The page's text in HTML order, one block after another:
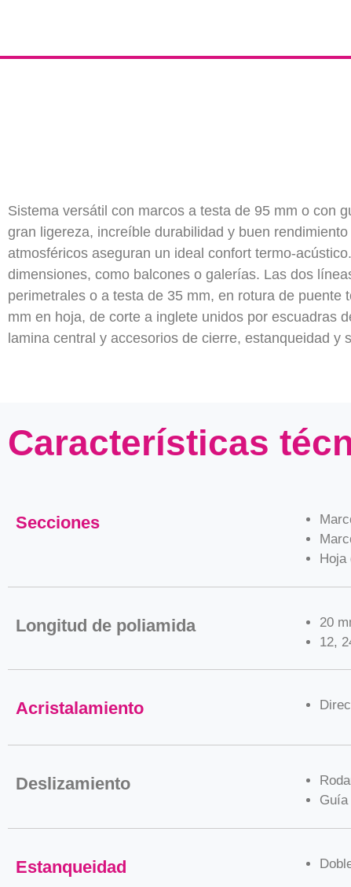
Sistema versátil con marcos a testa de 95 mm o con
gran ligereza, increíble durabilidad y buen
atmosféricos aseguran un ideal confort termo-
dimensiones, como balcones o galerías. Las dos
perimetrales o a testa de 35 mm, en rotura de
mm en hoja, de corte a inglete unidos por escuadras
lamina central y accesorios de cierre, estanqueidad y
Características
Secciones
Hoja
Longitud de poliamida
20
12,
Acristalamiento
Deslizamiento
Estanqueidad